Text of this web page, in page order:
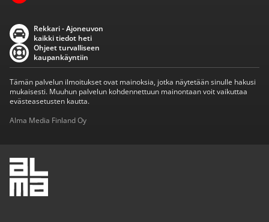
Rekkari - Ajoneuvon
kaikki tiedot heti
Ohjeet turvalliseen
kaupankäyntiin
Tämän palvelun ilmoitukset ovat mainoksia, jotka näytetään sinulle hakusi
mukaisesti. Muuhun palvelun kohdennettuun mainontaan voit vaikuttaa
evästeasetusten kautta.
Alma Media Finland Oy